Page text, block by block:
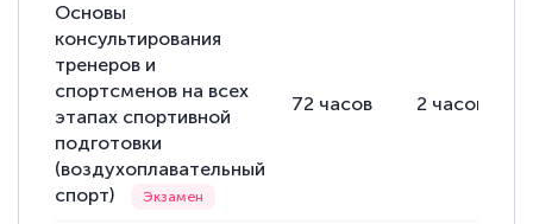
Основы
консультирования
тренеров и
спортсменов на всех
этапах спортивной
подготовки
(воздухоплавательный
спорт)
72 часов 2 часов